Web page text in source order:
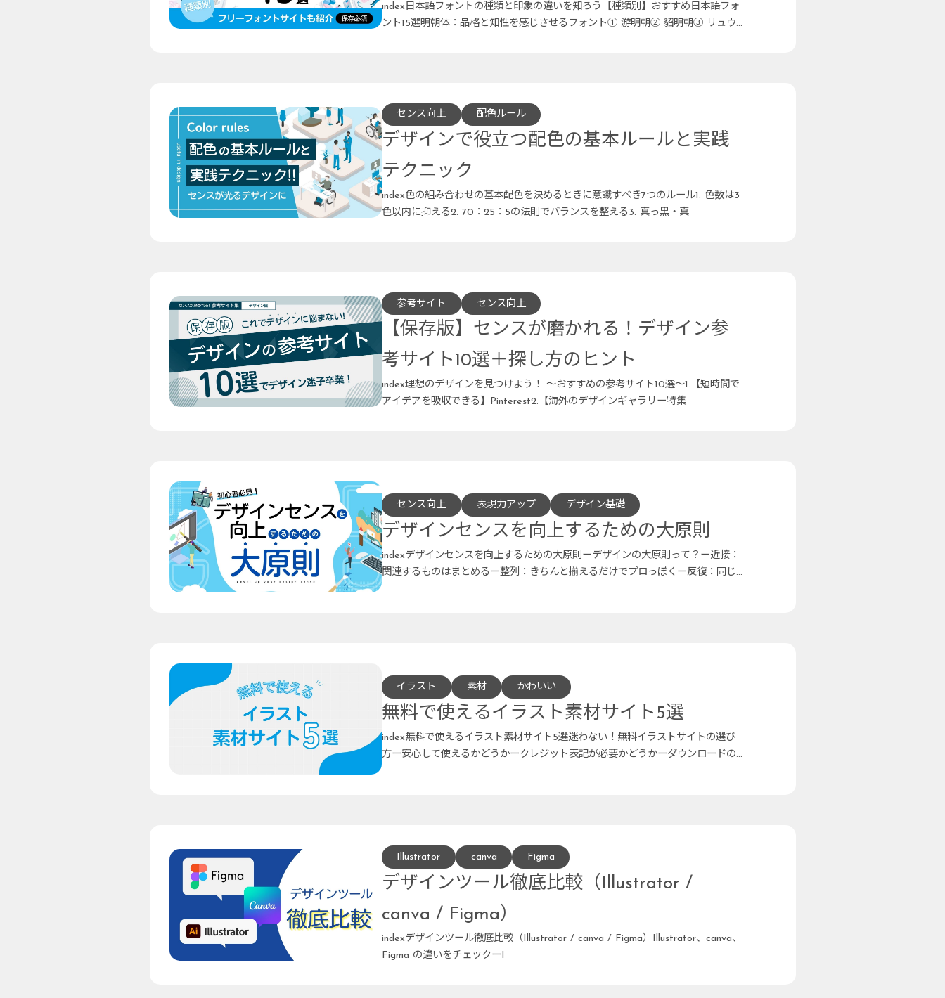
index日本語フォントの種類と印象の違いを知ろう【種類別】おすすめ日本語フォ
ント15選明朝体：品格と知性を感じさせるフォント① 游明朝② 貂明朝③ リュウ
センス向上 配色ルール
デザインで役立つ配色の基本ルールと実践
テクニック
index色の組み合わせの基本配色を決めるときに意識すべき7つのルール1. 色数は3
色以内に抑える2. 70：25：5の法則でバランスを整える3. 真っ黒・真
参考サイト センス向上
【保存版】センスが磨かれる！デザイン参
考サイト10選＋探し方のヒント
index理想のデザインを見つけよう！ 〜おすすめの参考サイト10選〜1.【短時間で
アイデアを吸収できる】Pinterest2.【海外のデザインギャラリー特集
センス向上 表現力アップ デザイン基礎
デザインセンスを向上するための大原則
indexデザインセンスを向上するための大原則ーデザインの大原則って？ー近接：
関連するものはまとめるー整列：きちんと揃えるだけでプロっぽくー反復：同じ
要素で統
イラスト 素材 かわいい
無料で使えるイラスト素材サイト5選
index無料で使えるイラスト素材サイト5選迷わない！無料イラストサイトの選び
方ー安心して使えるかどうかークレジット表記が必要かどうかーダウンロードの
しやすさ
Illustrator canva Figma
デザインツール徹底比較（Illustrator /
canva / Figma）
indexデザインツール徹底比較（Illustrator / canva / Figma）Illustrator、canva、
Figma の違いをチェックーI